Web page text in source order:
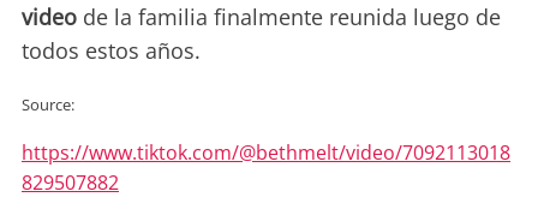
video de la familia finalmente reunida luego de
todos estos años.
Source:
https://www.tiktok.com/@bethmelt/video/7092113018
829507882